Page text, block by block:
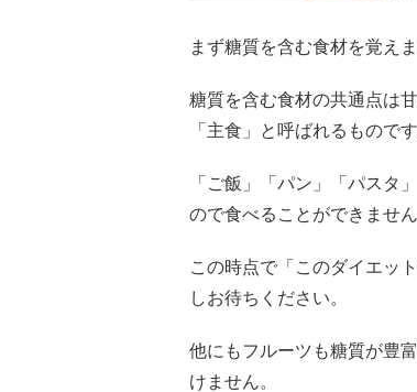
まず糖質を含む食材を覚えま
糖質を含む食材の共通点は
「主食」と呼ばれるものです
「ご飯」「パン」「パスタ
ので食べることができません
この時点で「このダイエッ
しお待ちください。
他にもフルーツも糖質が豊
けません。